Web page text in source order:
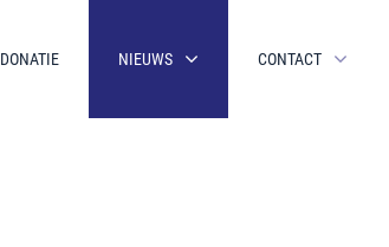
DONATIE NIEUWS CONTACT